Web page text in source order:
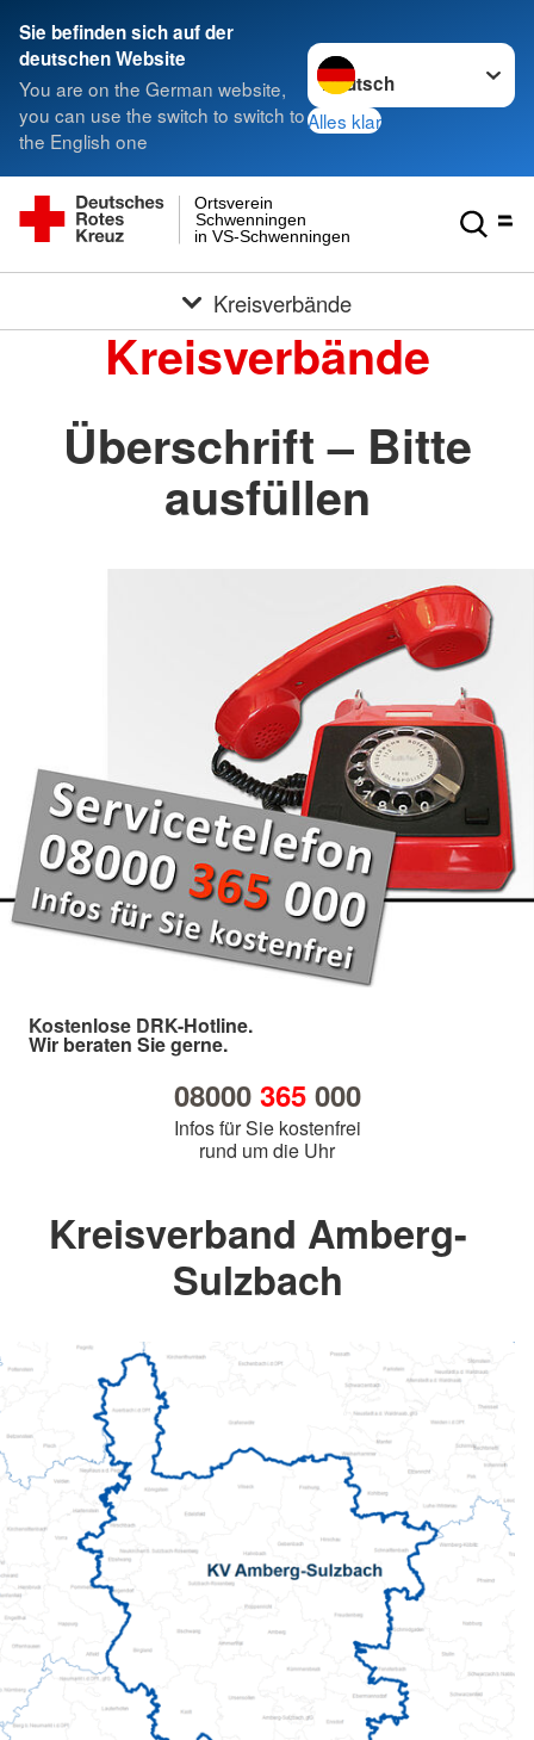
Sie befinden sich auf der
deutschen Website
You are on the German website,
you can use the switch to switch to
the English one
Sprache wechseln zu
Alles klar
in VS-Schwenningen
Schwenningen
Ortsverein
Kreisverbände
Kreisverbände
Überschrift – Bitte
ausfüllen
Kostenlose DRK-Hotline.
Wir beraten Sie gerne.
08000 365000
Infos für Sie kostenfrei
rund um die Uhr
Kreisverband Amberg-
Sulzbach